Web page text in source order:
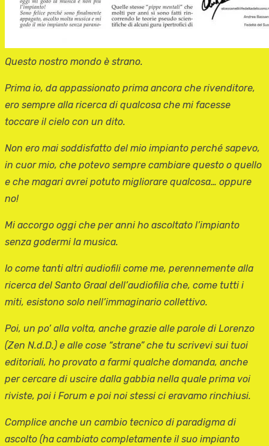
Questo nostro mondo è strano.
Prima io, da appassionato prima ancora che rivenditore,
ero sempre alla ricerca di qualcosa che mi facesse
toccare il cielo con un dito.
Non ero mai soddisfatto del mio impianto perché sapevo,
in cuor mio, che potevo sempre cambiare questo o quello
e che magari avrei potuto migliorare qualcosa… oppure
no!
Mi accorgo oggi che per anni ho ascoltato l’impianto
senza godermi la musica.
Io come tanti altri audiofili come me, perennemente alla
ricerca del Santo Graal dell’audiofilia che, come tutti i
miti, esistono solo nell’immaginario collettivo.
Poi, un po’ alla volta, anche grazie alle parole di Lorenzo
(Zen N.d.D.) e alle cose “strane” che tu scrivevi sui tuoi
editoriali, ho provato a farmi qualche domanda, anche
per cercare di uscire dalla gabbia nella quale prima voi
riviste, poi i Forum e poi noi stessi ci eravamo rinchiusi.
Complice anche un cambio tecnico di paradigma di
ascolto (ha cambiato completamente il suo impianto